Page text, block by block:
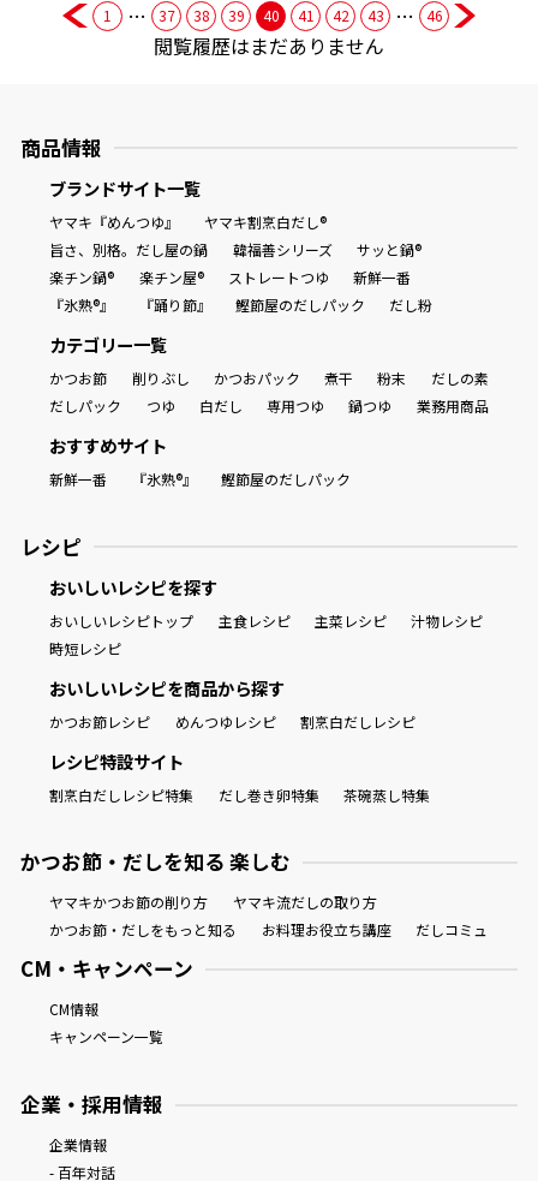
1 … 37 38 39 40 41 42 43 … 46
閲覧履歴はまだありません
商品情報
ブランドサイト一覧
ヤマキ『めんつゆ』
ヤマキ割烹白だし®
旨さ、別格。だし屋の鍋
韓福善シリーズ
サッと鍋®
楽チン鍋®
楽チン屋® ストレートつゆ
新鮮一番
『氷熟®』
『踊り節』 鰹節屋のだしパック だし粉
カテゴリー一覧
かつお節 削りぶし かつおパック 煮干 粉末
だしの素
だしパック
つゆ 白だし 専用つゆ 鍋つゆ 業務用商品
おすすめサイト
新鮮一番 『氷熟®』 鰹節屋のだしパック
レシピ
おいしいレシピを探す
おいしいレシピトップ 主食レシピ 主菜レシピ
汁物レシピ
時短レシピ
おいしいレシピを商品から探す
かつお節レシピ めんつゆレシピ 割烹白だしレシピ
レシピ特設サイト
割烹白だしレシピ特集 だし巻き卵特集 茶碗蒸し特集
かつお節・だしを知る 楽しむ
ヤマキかつお節の削り方
ヤマキ流だしの取り方
かつお節・だしをもっと知る
お料理お役立ち講座 だしコミュ
CM・キャンペーン
CM情報
キャンペーン一覧
企業・採用情報
企業情報
- 百年対話